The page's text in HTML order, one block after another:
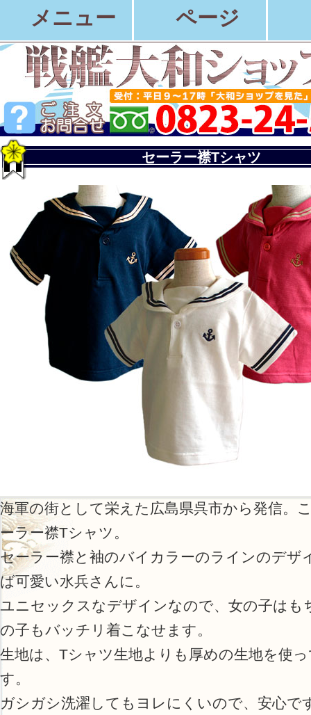
メニュー ページ
セーラー襟Tシャツ
海軍の街として栄えた広島県呉市から発信。
ーラー襟Tシャツ。
セーラー襟と袖のバイカラーのラインのデザ
ば可愛い水兵さんに。
ユニセックスなデザインなので、女の子はも
の子もバッチリ着こなせます。
生地は、Tシャツ生地よりも厚めの生地を使
す。
ガシガシ洗濯してもヨレにくいので、安心で